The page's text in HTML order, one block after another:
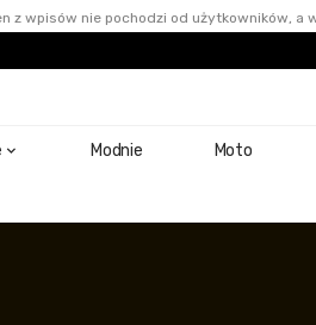
wpisów nie pochodzi od użytkowników, a
Modnie Moto